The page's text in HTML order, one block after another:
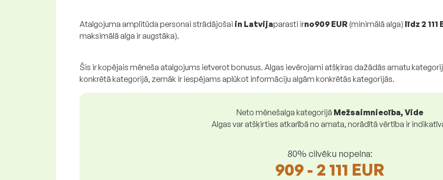
Atalgojuma amplitūda personai strādājošai in Latvijaparasti irno909 EUR (minimālā alga) līdz 2 111
maksimālā alga ir augstāka).
Šis ir kopējais mēneša atalgojums ietverot bonusus. Algas ievērojami atšķiras dažādās amatu
konkrētā kategorijā, zemāk ir iespējams aplūkot informāciju algām konkrētās kategorijās.
Neto mēnešalga kategorijā Mežsaimniecība, Vide
Algas var atšķirties atkarībā no amata, norādītā vērtība ir
80% cilvēku nopelna:
909 - 2 111 EUR